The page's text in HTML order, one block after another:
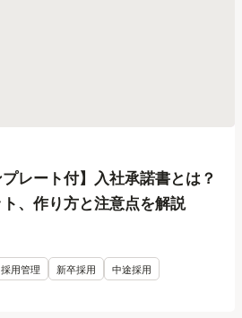
プレート付】入社承諾書とは？
、作り方と注意点を解説
採用管理 新卒採用 中途採用